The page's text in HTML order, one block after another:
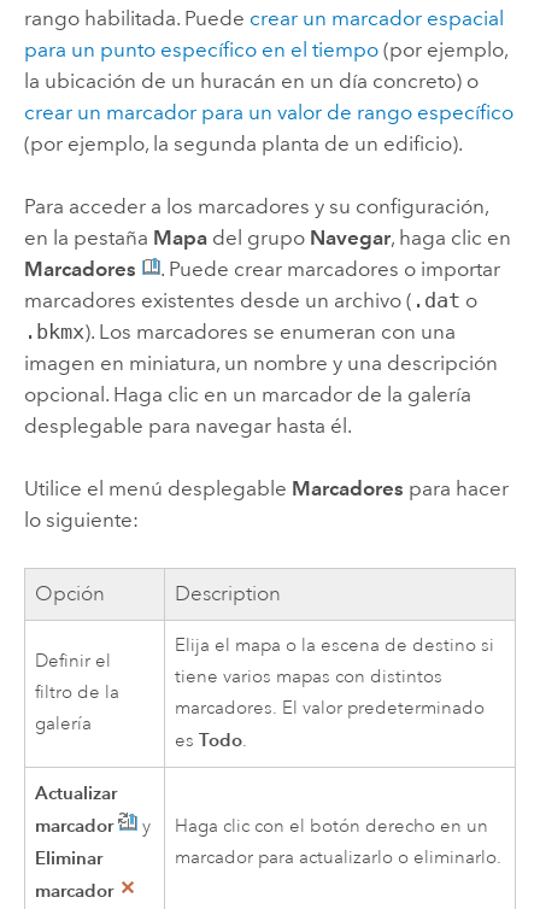
rango habilitada. Puede crear un marcador espacial
para un punto específico en el tiempo(por ejemplo,
la ubicación de un huracán en un día concreto) o
crear un marcador para un valor de rango específico
(por ejemplo, la segunda planta de un edificio).
Para acceder a los marcadores y su configuración,
en la pestaña Mapadel grupo Navegar, haga clic en
Marcadores
. Puede crear marcadores o importar
marcadores existentes desde un archivo ( .dat o
.bkmx). Los marcadores se enumeran con una
imagen en miniatura, un nombre y una descripción
opcional. Haga clic en un marcador de la galería
desplegable para navegar hasta él.
Utilice el menú desplegable Marcadores para hacer
lo siguiente:
Opción Description
Definir el
filtro de la
galería
Elija el mapa o la escena de destino si
tiene varios mapas con distintos
marcadores. El valor predeterminado
esTodo.
Actualizar
marcador
y
Eliminar
marcador
Haga clic con el botón derecho en un
marcador para actualizarlo o eliminarlo.